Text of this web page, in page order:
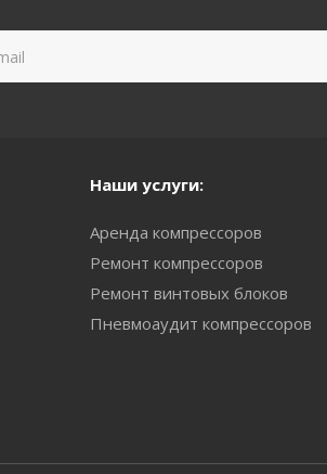
Наши услуги:
Аренда компрессоров
Ремонт компрессоров
Ремонт винтовых блоков
Пневмоаудит компрессоров